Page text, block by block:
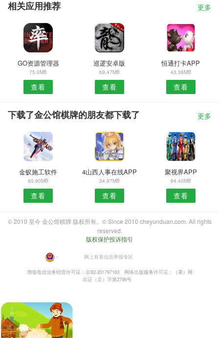
相关应用推荐 更多
GO资源管理器
75.0MB
查看
巡逻安卓版
69.47MB
查看
恒通打卡APP
43.36MB
查看
下载了金公馆棋牌的朋友都下载了 更多
金蚁施工软件
60.90MB
查看
4山西人事在线APP
34.97MB
查看
聚视界APP
64.40MB
查看
© 2010 至今 金公馆棋牌 版权所有。© Since 2010 cheyunduan.com. All rights
reserved.
版权保护投诉指引
・ 网上有害信息举报专区
增值电信业务经营许可证：京B2-201797163
网络出版服务许可证：（署）网
出证（京）字第2799号